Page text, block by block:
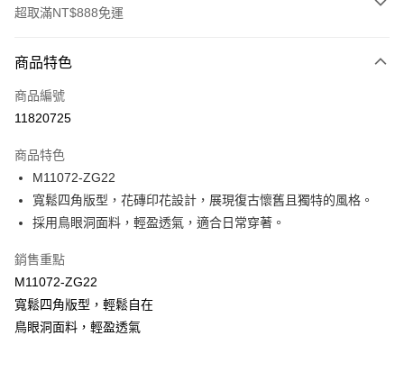
超取滿NT$888免運
信用卡一次付款
信用卡分期付款
合作金庫商業銀行
華南商業銀行
上海商業儲蓄銀行
台北富邦商業銀行
國泰世華商業銀行
兆豐國際商業銀行
匯豐（台灣）商業銀行
聯邦商業銀行
元大商業銀行
台新國際商業銀行
LINE Pay
悠遊付
全盈+PAY
AFTEE先享後付
商品特色
商品編號
11820725
商品特色
M11072-ZG22
寬鬆四角版型，花磚印花設計，展現復古懷舊且獨特的風格。
採用鳥眼洞面料，輕盈透氣，適合日常穿著。
銷售重點
M11072-ZG22
寬鬆四角版型，輕鬆自在
鳥眼洞面料，輕盈透氣